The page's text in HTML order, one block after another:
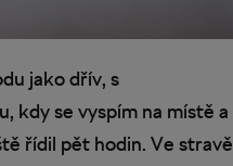
jako dřív, s
kdy se vyspím na místě a
řídil pět hodin. Ve stravě